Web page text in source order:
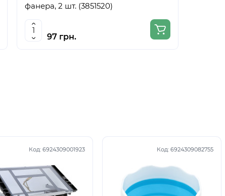
фанера, 2 шт. (3851520)
97 грн.
Код: 6924309001923 Код: 6924309082755